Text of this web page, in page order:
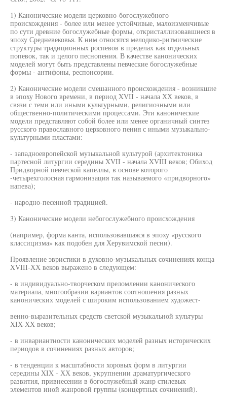
1) Канонические модели церковно-богослужебного
происхождения - более или менее устойчивые, малоизменчивые
по сути древние богослужебные формы, откристаллизовавшиеся в
эпоху Средневековья. К ним относятся мелодико-ритмические
структуры традиционных роспевов в пределах как отдельных
попевок, так и целого песнопения. В качестве канонических
моделей могут быть представлены певческие богослужебные
формы - антифоны, респонсории.
2) Канонические модели смешанного происхождения - возникшие
в эпоху Нового времени, в период XVII - начала ХХ веков, в
связи с теми или иными культурными, религиозными или
общественно-политическими процессами. Эти канонические
модели представляют собой более или менее органичный синтез
русского православного церковного пения с иными музыкально-
культурными пластами:
- западноевропейской музыкальной культурой (архитектоника
партесной литургии середины XVII - начала XVIII веков; Обиход
Придворной певческой капеллы, в основе которого
-четырехголосная гармонизация так называемого «придворного»
напева);
- народно-песенной традицией.
3) Канонические модели небогослужебного происхождения
(например, форма канта, использовавшаяся в эпоху «русского
классицизма» как подобен для Херувимской песни).
Проявление эвристики в духовно-музыкальных сочинениях конца
XVIII-ХХ веков выражено в следующем:
- в индивидуально-творческом преломлении канонического
материала, многообразии вариантов соотношения разных
канонических моделей с широким использованием художест-
венно-выразительных средств светской музыкальной культуры
XIX-XX веков;
- в инвариантности канонических моделей разных исторических
периодов в сочинениях разных авторов;
- в тенденции к масштабности хоровых форм в литургии
середины XIX - ХХ веков, укрупнении драматургического
развития, привнесении в богослужебный жанр стилевых
элементов иной жанровой группы (концертных сочинений).